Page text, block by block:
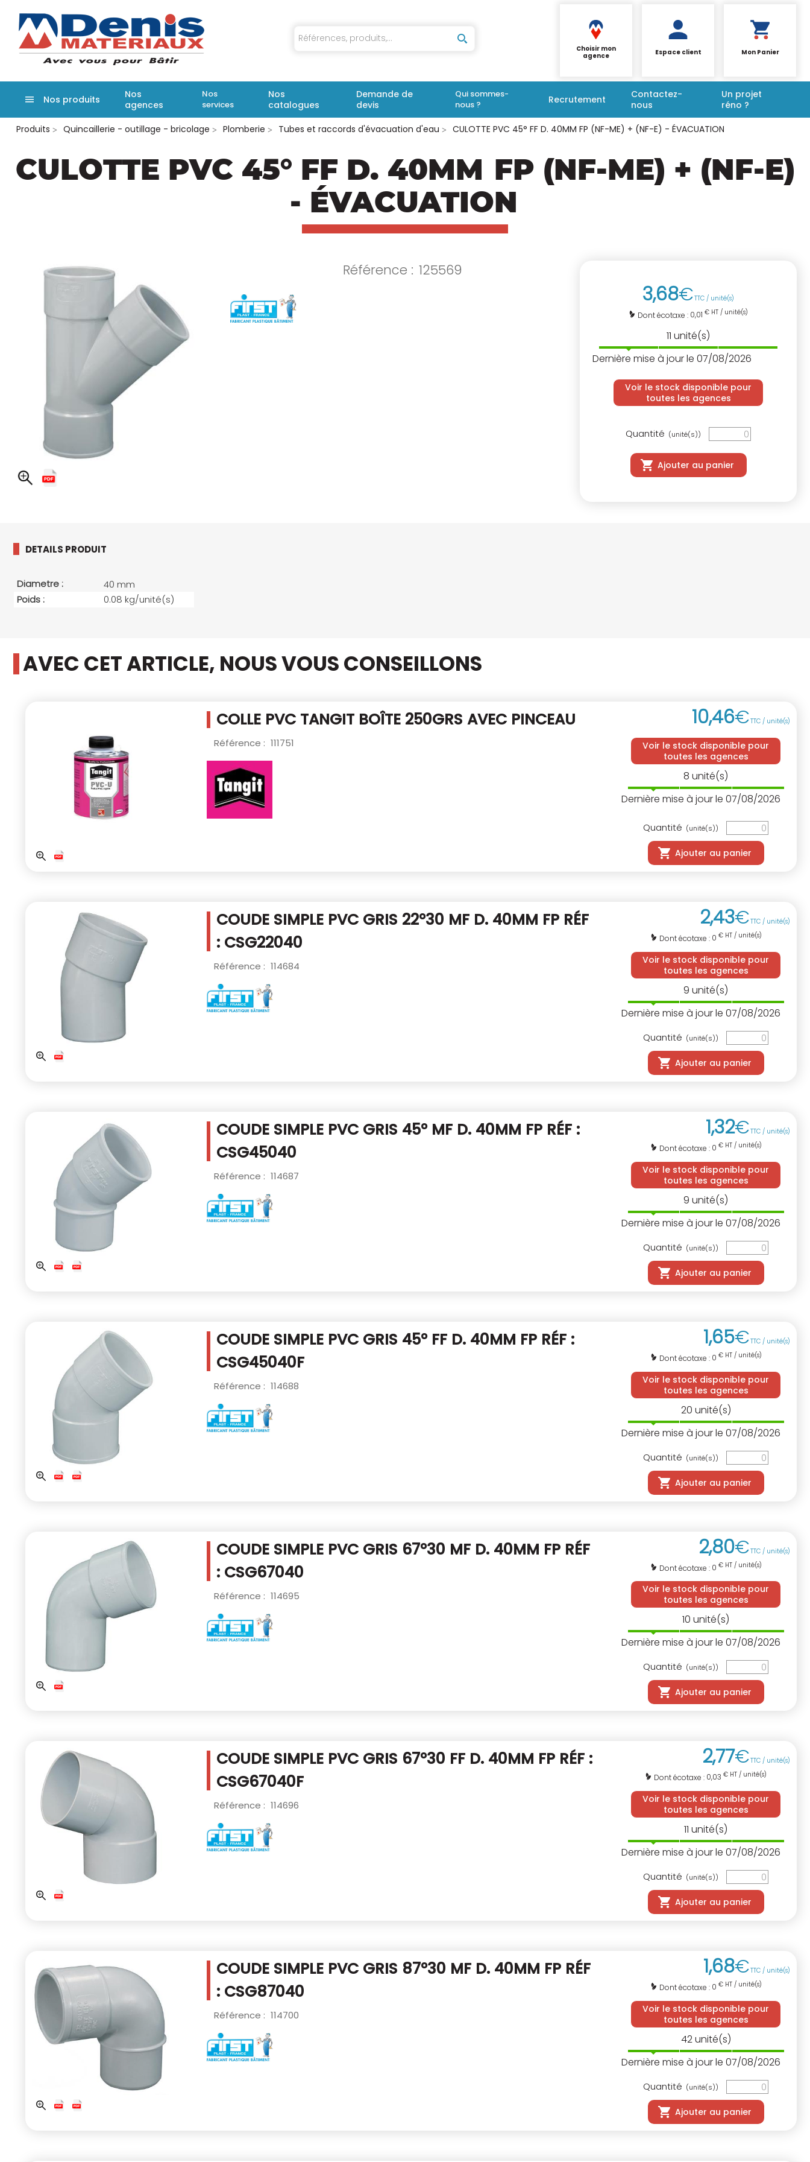
Aller
principal
Choisir mon
agence
Espace client Mon Panier
Nos produits
Nos
agences
Nos
services
Nos
catalogues
Demande de
devis
Qui sommes-
nous ?
Recrutement
Contactez-
nous
Un projet
réno ?
Produits
Quincaillerie - outillage - bricolage Plomberie Tubes et raccords d'évacuation d'eau CULOTTE PVC 45° FF D. 40MM FP (NF-ME) + (NF-E) - ÉVACUATION
CULOTTE PVC 45° FF D. 40MM FP (NF-ME) + (NF-E)
- ÉVACUATION
Référence : 125569
3,68€TTC / unité(s)
Dont écotaxe : 0,01 € HT / unité(s)
11 unité(s)
Dernière mise à jour le 07/08/2026
Voir le stock disponible pour
toutes les agences
Quantité (unité(s))
Ajouter au panier
DETAILS PRODUIT
Diametre :
40 mm
Poids :
0.08 kg/unité(s)
AVEC CET ARTICLE, NOUS VOUS CONSEILLONS
COLLE PVC TANGIT BOÎTE 250GRS AVEC PINCEAU
Référence : 111751
10,46€TTC / unité(s)
Voir le stock disponible pour
toutes les agences
8 unité(s)
Dernière mise à jour le 07/08/2026
Quantité (unité(s))
Ajouter au panier
COUDE SIMPLE PVC GRIS 22°30 MF D. 40MM FP RÉF
: CSG22040
Référence : 114684
2,43€TTC / unité(s)
Dont écotaxe : 0 € HT / unité(s)
Voir le stock disponible pour
toutes les agences
9 unité(s)
Dernière mise à jour le 07/08/2026
Quantité (unité(s))
Ajouter au panier
COUDE SIMPLE PVC GRIS 45° MF D. 40MM FP RÉF :
CSG45040
Référence : 114687
1,32€TTC / unité(s)
Dont écotaxe : 0 € HT / unité(s)
Voir le stock disponible pour
toutes les agences
9 unité(s)
Dernière mise à jour le 07/08/2026
Quantité (unité(s))
Ajouter au panier
COUDE SIMPLE PVC GRIS 45° FF D. 40MM FP RÉF :
CSG45040F
Référence : 114688
1,65€TTC / unité(s)
Dont écotaxe : 0 € HT / unité(s)
Voir le stock disponible pour
toutes les agences
20 unité(s)
Dernière mise à jour le 07/08/2026
Quantité (unité(s))
Ajouter au panier
COUDE SIMPLE PVC GRIS 67°30 MF D. 40MM FP RÉF
: CSG67040
Référence : 114695
2,80€TTC / unité(s)
Dont écotaxe : 0 € HT / unité(s)
Voir le stock disponible pour
toutes les agences
10 unité(s)
Dernière mise à jour le 07/08/2026
Quantité (unité(s))
Ajouter au panier
COUDE SIMPLE PVC GRIS 67°30 FF D. 40MM FP RÉF :
CSG67040F
Référence : 114696
2,77€TTC / unité(s)
Dont écotaxe : 0,03 € HT / unité(s)
Voir le stock disponible pour
toutes les agences
11 unité(s)
Dernière mise à jour le 07/08/2026
Quantité (unité(s))
Ajouter au panier
COUDE SIMPLE PVC GRIS 87°30 MF D. 40MM FP RÉF
: CSG87040
Référence : 114700
1,68€TTC / unité(s)
Dont écotaxe : 0 € HT / unité(s)
Voir le stock disponible pour
toutes les agences
42unité(s)
Dernière mise à jour le 07/08/2026
Quantité (unité(s))
Ajouter au panier